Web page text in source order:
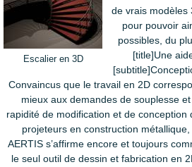
Escalier en 3D
de vrais modèles
pour pouvoir
possibles, du
[title]Une
Convaincus que le travail en 2D
mieux aux demandes de souplesse et
rapidité de modification et de conception
projeteurs en construction métallique,
AERTIS s’affirme encore et toujours
le seul outil de dessin et fabrication en